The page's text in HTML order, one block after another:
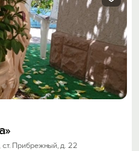
Прибрежный, д. 22